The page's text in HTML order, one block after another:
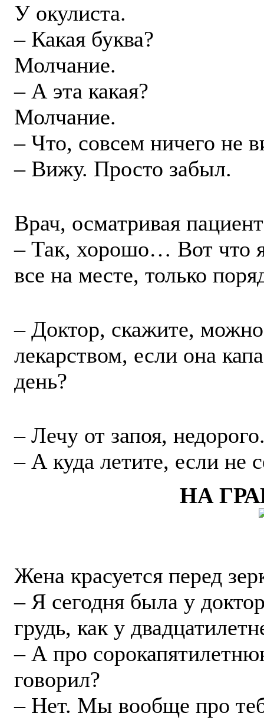
У окулиста.
– Какая буква?
Молчание.
– А эта какая?
Молчание.
– Что, совсем ничего не
– Вижу. Просто забыл.
Врач, осматривая
– Так, хорошо… Вот что я
все на месте, только
– Доктор, скажите,
лекарством, если она
день?
– Лечу от запоя,
– А куда летите, если не
НА
Жена красуется перед
– Я сегодня была у
грудь, как у
– А про
говорил?
– Нет. Мы вообще про